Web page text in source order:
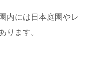
内には日本庭園やレ
ります。